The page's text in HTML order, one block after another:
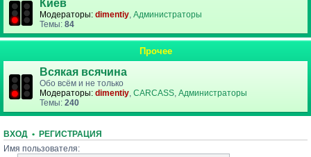
Киев
Модераторы: dimentiy, Администраторы
Темы: 84
Прочее
Всякая всячина
Обо всём и не только
Модераторы: dimentiy, CARCASS, Администраторы
Темы: 240
ВХОД • РЕГИСТРАЦИЯ
Имя пользователя: